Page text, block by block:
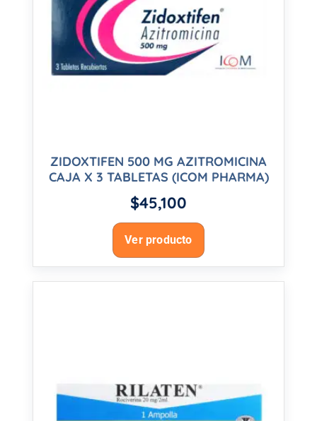
ZIDOXTIFEN 500 MG AZITROMICINA
CAJA X 3 TABLETAS (ICOM PHARMA)
$45,100
Ver producto